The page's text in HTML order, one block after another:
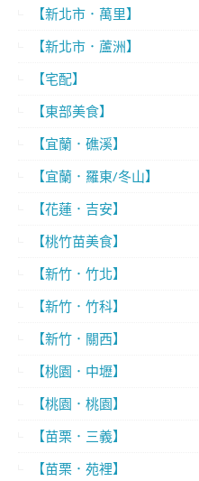
【新北市．萬里】
【新北市．蘆洲】
【宅配】
【東部美食】
【宜蘭．礁溪】
【宜蘭．羅東/冬山】
【花蓮．吉安】
【桃竹苗美食】
【新竹．竹北】
【新竹．竹科】
【新竹．關西】
【桃園．中壢】
【桃園．桃園】
【苗栗．三義】
【苗栗．苑裡】